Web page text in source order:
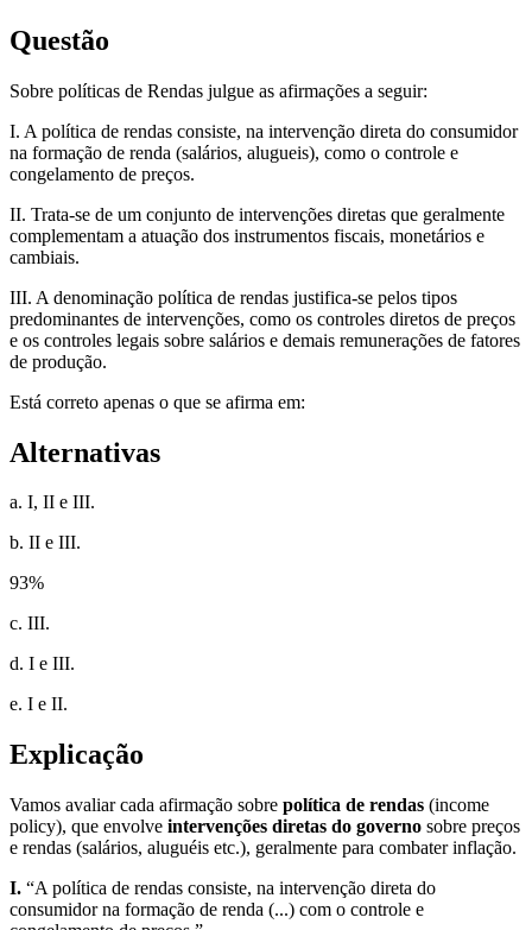
Questão
Sobre políticas de Rendas julgue as afirmações a seguir:
I. A política de rendas consiste, na intervenção direta do consumidor
na formação de renda (salários, alugueis), como o controle e
congelamento de preços.
II. Trata-se de um conjunto de intervenções diretas que geralmente
complementam a atuação dos instrumentos fiscais, monetários e
cambiais.
III. A denominação política de rendas justifica-se pelos tipos
predominantes de intervenções, como os controles diretos de preços
e os controles legais sobre salários e demais remunerações de fatores
de produção.
Está correto apenas o que se afirma em:
Alternativas
a. I, II e III.
b. II e III.
93%
c. III.
d. I e III.
e. I e II.
Explicação
Vamos avaliar cada afirmação sobre política de rendas (income
policy), que envolve intervenções diretas do governo sobre preços
e rendas (salários, aluguéis etc.), geralmente para combater inflação.
I. “A política de rendas consiste, na intervenção direta do
consumidor na formação de renda (...) com o controle e